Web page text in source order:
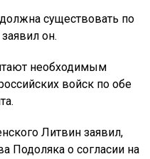
существовать по
он.
необходимым
войск по обе
Литвин заявил,
Подоляка о согласии на